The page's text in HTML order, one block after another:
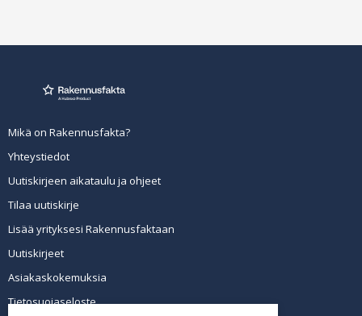
Mikä on Rakennusfakta?
Yhteystiedot
Uutiskirjeen aikataulu ja ohjeet
Tilaa uutiskirje
Lisää yrityksesi Rakennusfaktaan
Uutiskirjeet
Asiakaskokemuksia
Tietosuojaseloste